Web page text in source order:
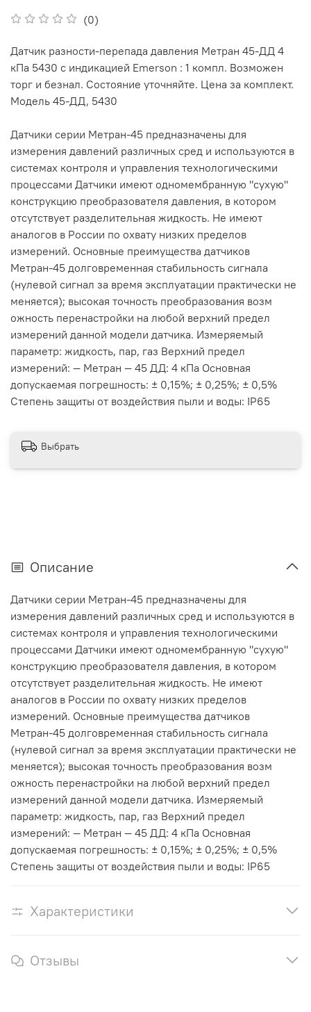
(0)
Датчик разности-перепада давления Метран 45-ДД 4
кПа 5430 с индикацией Emerson : 1 компл. Возможен
торг и безнал. Состояние уточняйте. Цена за комплект.
Модель 45-ДД, 5430
Датчики серии Метран-45 предназначены для
измерения давлений различных сред и используются в
системах контроля и управления технологическими
процессами Датчики имеют одномембранную "сухую"
конструкцию преобразователя давления, в котором
отсутствует разделительная жидкость. Не имеют
аналогов в России по охвату низких пределов
измерений. Основные преимущества датчиков
Метран-45 долговременная стабильность сигнала
(нулевой сигнал за время эксплуатации практически не
меняется); высокая точность преобразования возм
ожность перенастройки на любой верхний предел
измерений данной модели датчика. Измеряемый
параметр: жидкость, пар, газ Верхний предел
измерений: — Метран — 45 ДД: 4 кПа Основная
допускаемая погрешность: ± 0,15%; ± 0,25%; ± 0,5%
Степень защиты от воздействия пыли и воды: IP65
Выбрать
Описание
Датчики серии Метран-45 предназначены для
измерения давлений различных сред и используются в
системах контроля и управления технологическими
процессами Датчики имеют одномембранную "сухую"
конструкцию преобразователя давления, в котором
отсутствует разделительная жидкость. Не имеют
аналогов в России по охвату низких пределов
измерений. Основные преимущества датчиков
Метран-45 долговременная стабильность сигнала
(нулевой сигнал за время эксплуатации практически не
меняется); высокая точность преобразования возм
ожность перенастройки на любой верхний предел
измерений данной модели датчика. Измеряемый
параметр: жидкость, пар, газ Верхний предел
измерений: — Метран — 45 ДД: 4 кПа Основная
допускаемая погрешность: ± 0,15%; ± 0,25%; ± 0,5%
Степень защиты от воздействия пыли и воды: IP65
Характеристики
Отзывы